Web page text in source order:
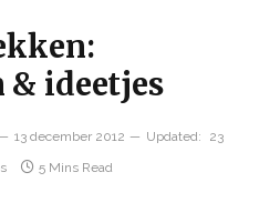
& ideetjes
13 december 2012 Updated:
23
5 Mins Read